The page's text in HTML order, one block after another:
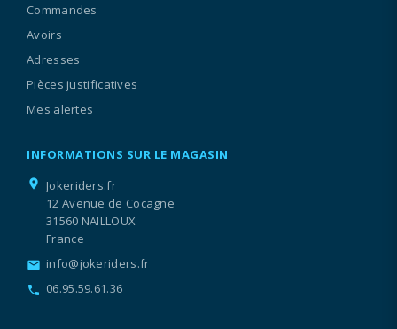
Commandes
Avoirs
Adresses
Pièces justificatives
Mes alertes
INFORMATIONS SUR LE MAGASIN
location_on
Jokeriders.fr
12 Avenue de Cocagne
31560 NAILLOUX
France
email info@jokeriders.fr
call 06.95.59.61.36